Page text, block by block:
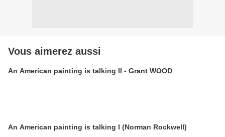
Vous aimerez aussi
An American painting is talking II - Grant WOOD
An American painting is talking I (Norman Rockwell)